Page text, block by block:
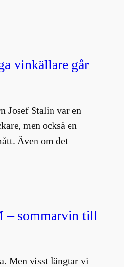
vinkällare går
Josef Stalin var en
men också en
Även om det
– sommarvin till
Men visst längtar vi